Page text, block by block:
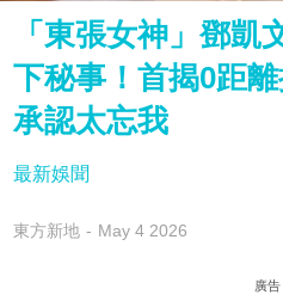
「東張女神」鄧凱
下秘事！首揭0距
承認太忘我
最新娛聞
東方新地 May 4 2026
廣告